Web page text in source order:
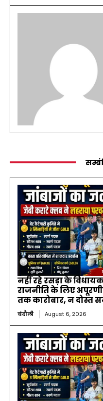
नहीं रहे रसड़ा के
राजनीति के लिए
तक कारोबार, न दोस्त
चंदौली August 6, 2026